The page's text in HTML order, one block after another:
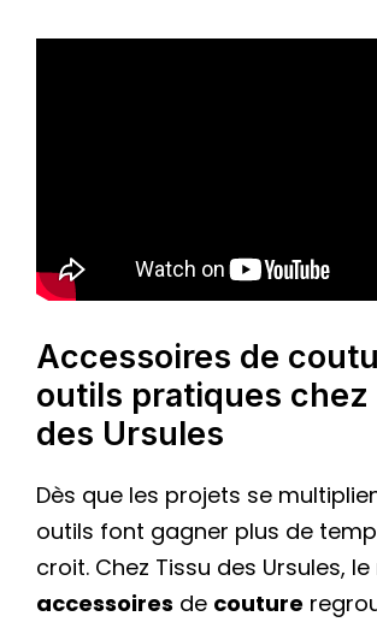
Accessoires de
outils pratiques chez
des Ursules
Dès que les projets se
outils font gagner plus de
croit. Chez Tissu des Ursules,
accessoires de couture